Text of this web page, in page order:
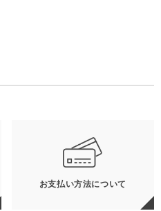
お支払い方法について